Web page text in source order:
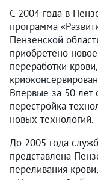
С 2004 года в
программа
Пензенской
приобретено
переработки
Впервые за 50 лет
перестройка
новых технологий.
До 2005 года
представлена
переливания